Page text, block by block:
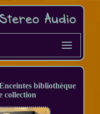
bibliothèque
collection